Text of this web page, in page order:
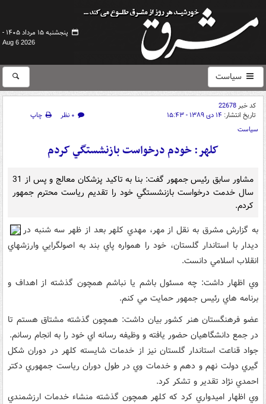
پنجشنبه ۱۵ مرداد ۱۴۰۵ -
Aug 6 2026
سیاست
کد خبر22678
تاریخ انتشار: ۱۴ دی ۱۳۸۹ - ۱۵:۴۳ ۰ نظر
چاپ
سیاست
کلهر: خودم درخواست بازنشستگي کردم
مشاور سابق رئيس جمهور گفت: بنا به تاکيد پزشکان معالج و پس از 31
سال خدمت درخواست بازنشستگي خود را تقديم رياست محترم جمهور
کردم.
به گزارش مشرق به نقل از مهر، مهدي کلهر بعد از ظهر سه شنبه در
ديدار با استاندار گلستان، خود را همواره پاي بند به اصولگرايي وارزشهاي
انقلاب اسلامي دانست.
وي اظهار داشت: چه مسئول باشم يا نباشم همچون گذشته از اهداف و
برنامه هاي رئيس جمهور حمايت مي کنم.
عضو فرهنگستان هنر کشور بيان داشت: همچون گذشته مشتاق هستم تا
در جمع دانشگاهيان حضور يافته و وظيفه رسانه اي خود را به انجام رسانم.
جواد قناعت استاندار گلستان نيز از خدمات شايسته کلهر در دوران شکل
گيري دولت نهم و دهم و خدمات وي در طول دوران رياست جمهوري دکتر
احمدي نژاد تقدير و تشکر کرد.
وي اظهار اميدواري کرد که کلهر همچون گذشته منشاء خدمات ارزشمندي